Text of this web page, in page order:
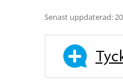
Senast uppdaterad: